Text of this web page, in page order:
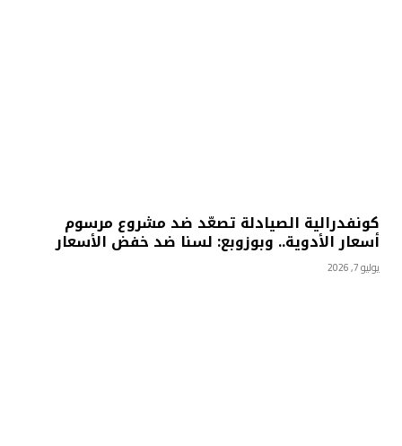
كونفدرالية الصيادلة تصعّد ضد مشروع مرسوم
أسعار الأدوية.. وبوزوبع: لسنا ضد خفض الأسعار
يوليو 7, 2026